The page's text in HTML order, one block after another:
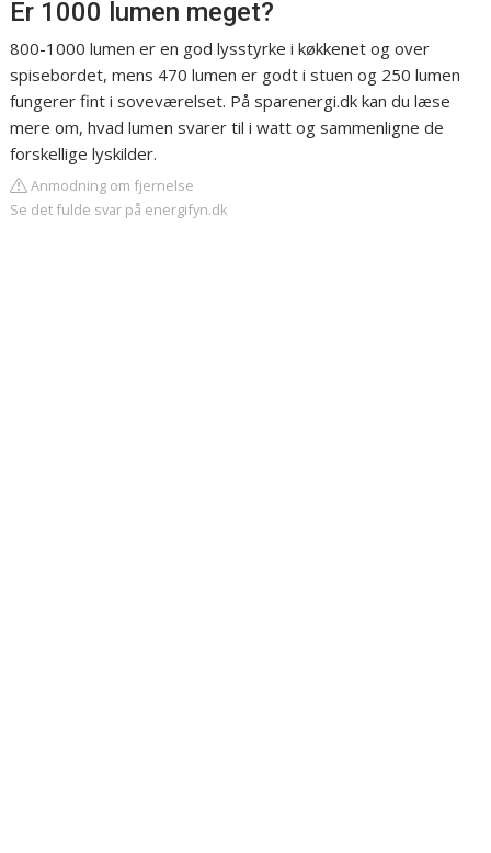
Er 1000 lumen meget?
800-1000 lumen er en god lysstyrke i køkkenet og over
spisebordet, mens 470 lumen er godt i stuen og 250 lumen
fungerer fint i soveværelset. På sparenergi.dk kan du læse
mere om, hvad lumen svarer til i watt og sammenligne de
forskellige lyskilder.
Anmodning om fjernelse
Se det fulde svar på energifyn.dk